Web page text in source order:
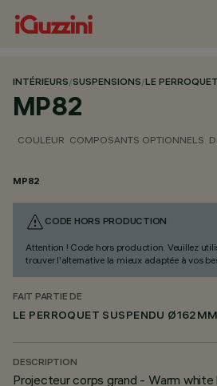
INTÉRIEURS/SUSPENSIONS/LE PERROQUET
MP82
COULEUR COMPOSANTS OPTIONNELS
MP82
CODE HORS PRODUCTION
Attention ! Code hors production. Veuillez
trouver l'alternative la mieux adaptée à vos
FAIT PARTIE DE
LE PERROQUET SUSPENDU Ø162MM
DESCRIPTION
Projecteur corps grand - Warm